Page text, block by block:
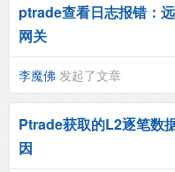
ptrade查看日志报错：
网关
李魔佛 发起了文章
Ptrade获取的L2逐笔数
因